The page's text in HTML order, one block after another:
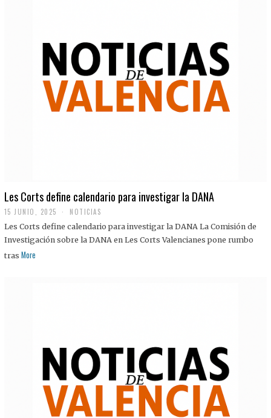
Les Corts define calendario para investigar la DANA
15 JUNIO, 2025 NOTICIAS
Les Corts define calendario para investigar la DANA La Comisión de
Investigación sobre la DANA en Les Corts Valencianes pone rumbo
tras More